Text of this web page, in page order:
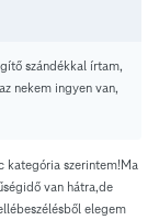
szándékkal írtam,
nekem ingyen van,
kategória szerintem!Ma
van hátra,de
elegem